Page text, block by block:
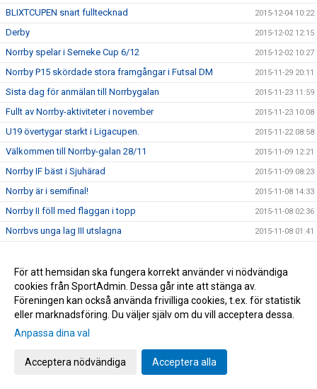
BLIXTCUPEN snart fulltecknad 2015-12-04 10:22
Derby 2015-12-02 12:15
Norrby spelar i Serneke Cup 6/12 2015-12-02 10:27
Norrby P15 skördade stora framgångar i Futsal DM 2015-11-29 20:11
Sista dag för anmälan till Norrbygalan 2015-11-23 11:59
Fullt av Norrby-aktiviteter i november 2015-11-23 10:08
U19 övertygar starkt i Ligacupen. 2015-11-22 08:58
Välkommen till Norrby-galan 28/11 2015-11-09 12:21
Norrby IF bäst i Sjuhärad 2015-11-09 08:23
Norrby är i semifinal! 2015-11-08 14:33
Norrby II föll med flaggan i topp 2015-11-08 02:36
Norrbvs unga lag III utslagna 2015-11-08 01:41
Härlig Norrbykväll i Boråshallen, stötta oss! 2015-11-07 15:26
Norrby II gick också vidare! Alla tre lagen är klara för nytt
gruppspel.
2015-11-07 15:09
Norrby I och Norrby III vidare i Mariedal Cup, Lag II spelar
11.00
Tack Norrbysupporters! 32752:- från Svenska Spel
För att hemsidan ska fungera korrekt använder vi nödvändiga
cookies från SportAdmin. Dessa går inte att stänga av.
Föreningen kan också använda frivilliga cookies, t.ex. för statistik
eller marknadsföring. Du väljer själv om du vill acceptera dessa.
Anpassa dina val
Acceptera nödvändiga Acceptera alla